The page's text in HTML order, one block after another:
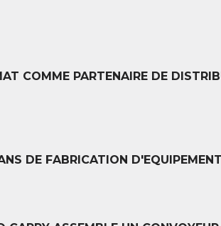
COMME PARTENAIRE DE
DE FABRICATION